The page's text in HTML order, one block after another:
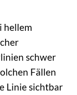
hellem
schwer
Fällen
Linie sichtbar